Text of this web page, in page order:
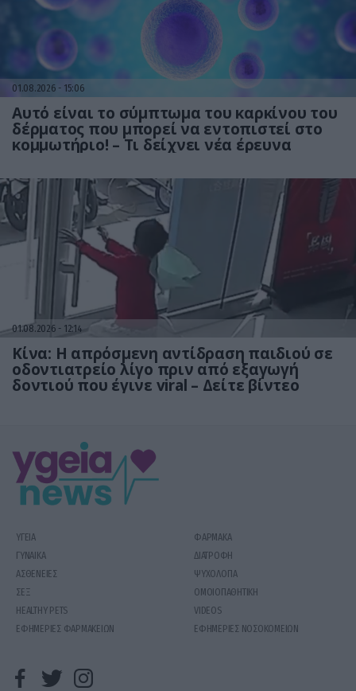
01.08.2026 15:06
Αυτό είναι το σύμπτωμα του καρκίνου του
δέρματος που μπορεί να εντοπιστεί στο
κομμωτήριο! – Τι δείχνει νέα έρευνα
01.08.2026 12:14
Κίνα: Η απρόσμενη αντίδραση παιδιού σε
οδοντιατρείο λίγο πριν από εξαγωγή
δοντιού που έγινε viral – Δείτε βίντεο
ΥΓΕΙΑ
ΦΑΡΜΑΚΑ
ΓΥΝΑΙΚΑ
ΔΙΑΤΡΟΦΗ
ΑΣΘΕΝΕΙΕΣ
ΨΥΧΟΛΟΓΙΑ
ΣΕΞ
ΟΜΟΙΟΠΑΘΗΤΙΚΗ
HEALTHY PETS
VIDEOS
ΕΦΗΜΕΡΙΕΣ ΦΑΡΜΑΚΕΙΩΝ
ΕΦΗΜΕΡΙΕΣ ΝΟΣΟΚΟΜΕΙΩΝ